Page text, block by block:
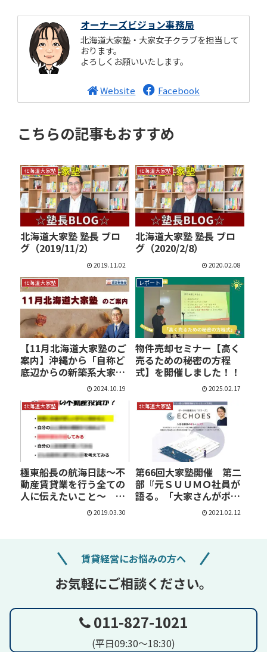
オーナーズビジョン事務局
北海道大家塾・大家女子クラブを担当して
おります。
よろしくお願いいたします。
Website Facebook
こちらの記事もおすすめ
北海道大家塾
北海道大家塾 塾長 ブロ
グ（2019/11/2）
2019.11.02
北海道大家塾
北海道大家塾 塾長 ブロ
グ（2020/2/8）
2020.02.08
北海道大家塾
【11月北海道大家塾のご
案内】沖縄から「自称ど
底辺からの新築系大家
2024.10.19
レポート
物件売却セミナー【高く
売るための秘密の方程
式】を開催しました！！
2025.02.17
北海道大家塾
極東船長の航海日誌～不
動産賃貸業を行う全ての
人に伝えたいこと～
2019.03.30
北海道大家塾
第66回大家塾開催 第二
部『元ＳＵＵＭＯ社員が
語る。「大家さんがポ
2021.02.12
賃貸経営にお悩みの方へ
お気軽にご相談ください。
011-827-1021
(平日09:30～18:30)